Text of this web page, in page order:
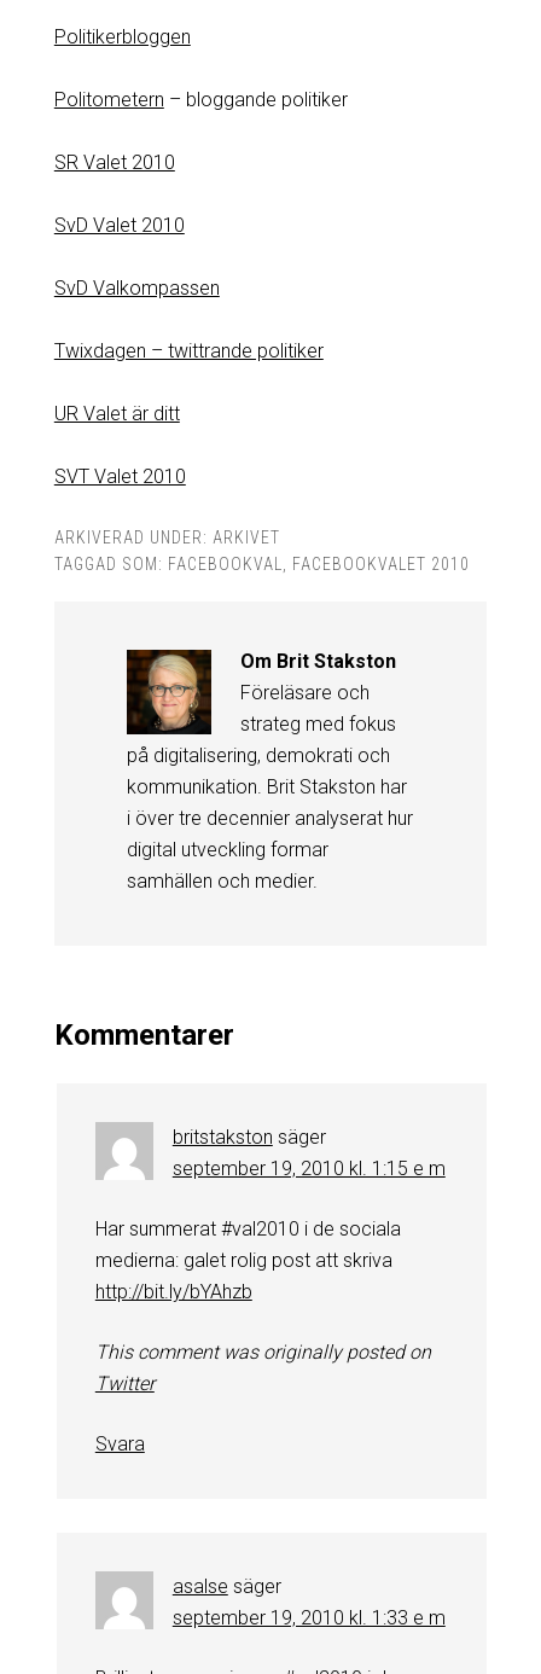
Politikerbloggen
Politometern – bloggande politiker
SR Valet 2010
SvD Valet 2010
SvD Valkompassen
Twixdagen – twittrande politiker
UR Valet är ditt
SVT Valet 2010
ARKIVERAD UNDER: ARKIVET
TAGGAD SOM: FACEBOOKVAL FACEBOOKVALET 2010
Om Brit Stakston
Föreläsare och
strateg med fokus
på digitalisering, demokrati och
kommunikation. Brit Stakston har
i över tre decennier analyserat hur
digital utveckling formar
samhällen och medier.
Kommentarer
britstakston säger
september 19, 2010 kl. 1:15 e m
Har summerat #val2010 i de sociala
medierna: galet rolig post att skriva
http://bit.ly/bYAhzb
This comment was originally posted on
Twitter
Svara
asalse säger
september 19, 2010 kl. 1:33 e m